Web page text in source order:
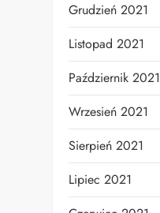
Grudzień 2021
Listopad 2021
Październik 2021
Wrzesień 2021
Sierpień 2021
Lipiec 2021